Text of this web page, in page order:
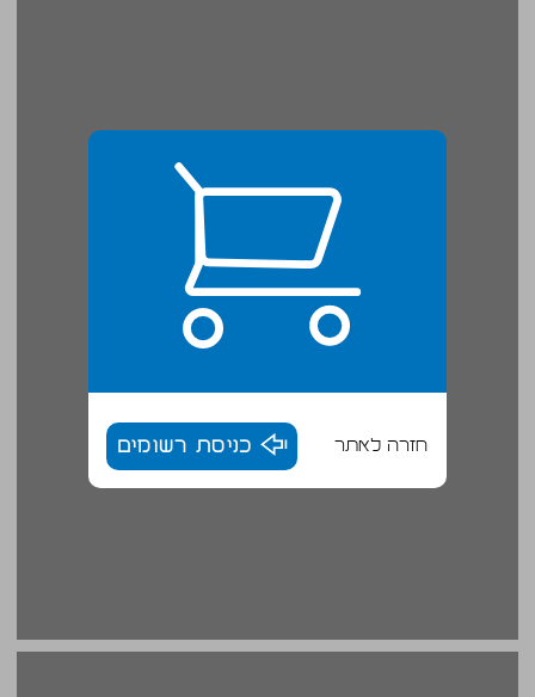
חזרה לאתר כניסת רשומים